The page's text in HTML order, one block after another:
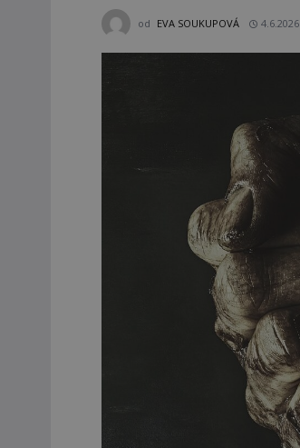
od EVA SOUKUPOVÁ 4.6.2026